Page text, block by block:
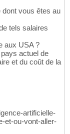
vous êtes au
tels salaires
aux USA ?
actuel de
et du coût de la
artificielle-
et-ou-vont-aller-